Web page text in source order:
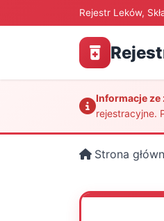
Rejestr Leków,
Informacje ze
rejestracyjne.
Strona